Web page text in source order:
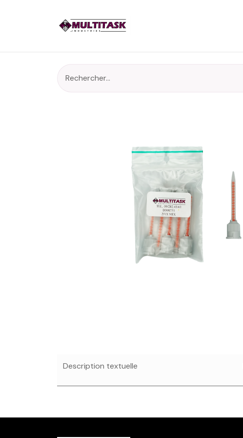
Description textuelle